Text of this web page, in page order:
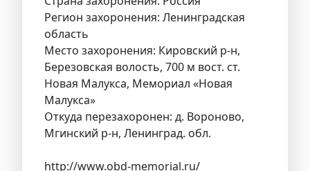
Регион захоронения: Ленинградская
область
Место захоронения: Кировский р-н,
Березовская волость, 700 м вост. ст.
Новая Малукса, Мемориал «Новая
Малукса»
Откуда перезахоронен: д. Вороново,
Мгинский р-н, Ленинград. обл.
http://www.obd-memorial.ru/